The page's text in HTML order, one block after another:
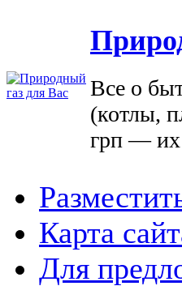
Все о
(котлы,
грп — их
Карта
Для